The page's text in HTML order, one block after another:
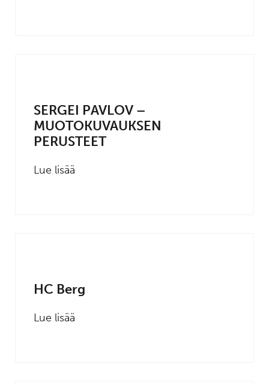
SERGEI PAVLOV –
MUOTOKUVAUKSEN
PERUSTEET
Lue lisää
HC Berg
Lue lisää